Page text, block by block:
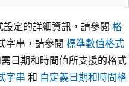
定的詳細資訊，請參閱 格
字串，請參閱 標準數值格式
需日期和時間值所支援的格式
字串 和 自定義日期和時間格